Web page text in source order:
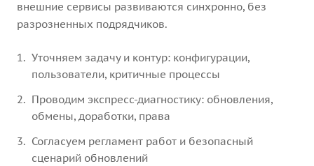
внешние сервисы развиваются синхронно, без
разрозненных подрядчиков.
Уточняем задачу и контур: конфигурации,
пользователи, критичные процессы
Проводим экспресс-диагностику: обновления,
обмены, доработки, права
Согласуем регламент работ и безопасный
сценарий обновлений